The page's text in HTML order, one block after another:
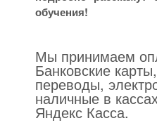
обучения!
Мы принимаем
Банковские
переводы,
наличные в
Яндекс Касса.